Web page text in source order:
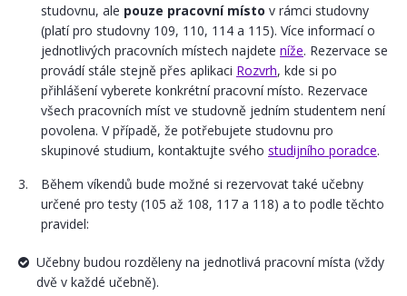
studovnu, ale pouze pracovní místo v rámci studovny
(platí pro studovny 109, 110, 114 a 115). Více informací o
jednotlivých pracovních místech najdete níže. Rezervace se
provádí stále stejně přes aplikaci Rozvrh, kde si po
přihlášení vyberete konkrétní pracovní místo. Rezervace
všech pracovních míst ve studovně jedním studentem není
povolena. V případě, že potřebujete studovnu pro
skupinové studium, kontaktujte svého studijního poradce.
Během víkendů bude možné si rezervovat také učebny
určené pro testy (105 až 108, 117 a 118) a to podle těchto
pravidel:
Učebny budou rozděleny na jednotlivá pracovní místa (vždy
dvě v každé učebně).